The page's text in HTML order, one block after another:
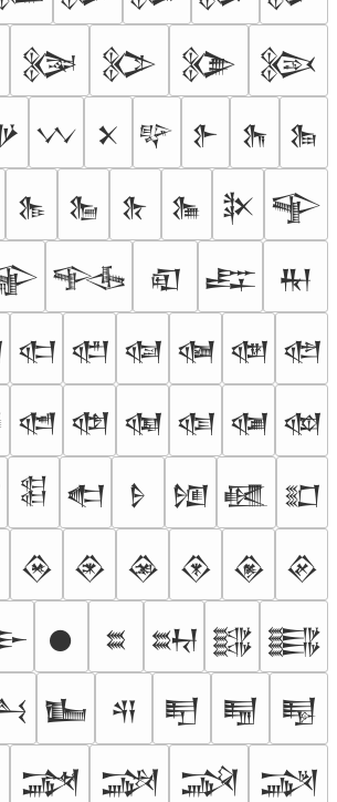
𒉵 𒉶 𒉷 𒉸
𒉼 𒉽 𒉾 𒉿 𒊀 𒊁
𒊅 𒊆 𒊇 𒊈 𒊉 𒊊
𒊎 𒊏 𒊐 𒊑
𒊕 𒊖 𒊗 𒊘 𒊙 𒊚
𒊞 𒊟 𒊠 𒊡 𒊢 𒊣
𒊧 𒊨 𒊩 𒊪 𒊫 𒊬
𒊰 𒊱 𒊲 𒊳 𒊴 𒊵
𒊹 𒊺 𒊻 𒊼 𒊽
𒋁 𒋂 𒋃 𒋄 𒋅
𒋈 𒋉 𒋊 𒋋